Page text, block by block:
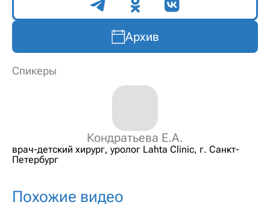
Поделиться
Архив
Спикеры
Кондратьева Е.А.
врач-детский хирург, уролог Lahta Clinic, г. Санкт-
Петербург
Похожие видео